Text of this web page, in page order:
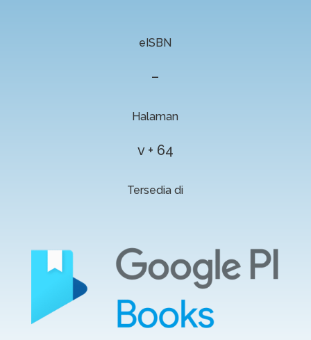
eISBN
–
Halaman
v + 64
Tersedia di